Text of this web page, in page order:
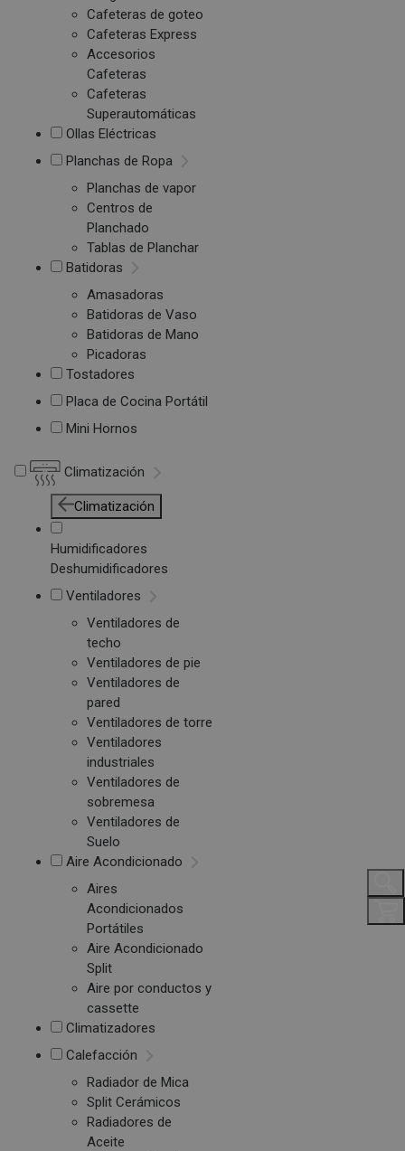
Cafeteras de goteo
Cafeteras Express
Accesorios
Cafeteras
Cafeteras
Superautomáticas
Ollas Eléctricas
Planchas de Ropa
Planchas de vapor
Centros de
Planchado
Tablas de Planchar
Batidoras
Amasadoras
Batidoras de Vaso
Batidoras de Mano
Picadoras
Tostadores
Placa de Cocina Portátil
Mini Hornos
Climatización
Climatización
Humidificadores
Deshumidificadores
Ventiladores
Ventiladores de
techo
Ventiladores de pie
Ventiladores de
pared
Ventiladores de torre
Ventiladores
industriales
Ventiladores de
sobremesa
Ventiladores de
Suelo
Aire Acondicionado
Aires
Acondicionados
Portátiles
Aire Acondicionado
Split
Aire por conductos y
cassette
Climatizadores
Calefacción
Radiador de Mica
Split Cerámicos
Radiadores de
Aceite